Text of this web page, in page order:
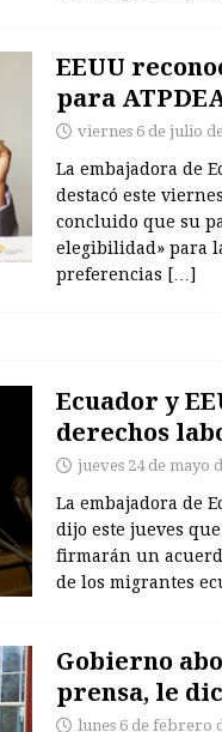
EEUU
para
viernes 6 de julio
La embajadora de
destacó este
concluido que su
elegibilidad» para
preferencias […]
Ecuador y
derechos
jueves 24 de mayo
La embajadora de
dijo este jueves
firmarán un
de los migrantes
Gobierno
prensa, le
lunes 6 de febrero